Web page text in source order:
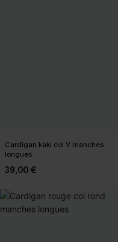
Cardigan kaki col V manches
longues
39,00 €